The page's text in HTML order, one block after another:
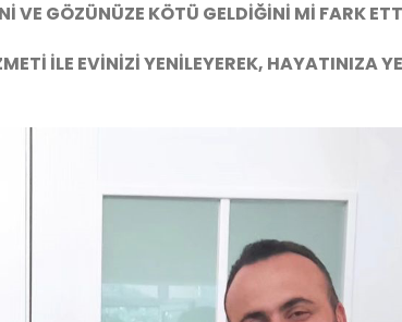
VE GÖZÜNÜZE KÖTÜ GELDİĞİNİ Mİ FARK
İLE EVİNİZİ YENİLEYEREK, HAYATINIZA